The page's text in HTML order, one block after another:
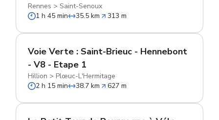
Rennes > Saint-Senoux
1 h 45 min
35.5 km 313 m
Voie Verte : Saint-Brieuc - Hennebont
- V8 - Etape 1
Hillion > Plœuc-L'Hermitage
2 h 15 min
38.7 km 627 m